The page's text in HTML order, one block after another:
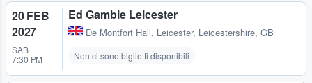
20 FEB
2027
SAB
7:30 PM
Ed Gamble Leicester
De Montfort Hall, Leicester, Leicestershire, GB
Non ci sono biglietti disponibili